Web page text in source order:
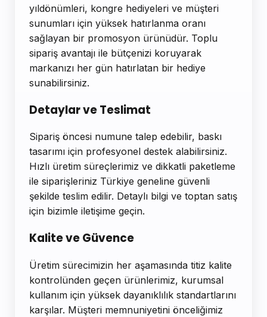
yıldönümleri, kongre hediyeleri ve müşteri
sunumları için yüksek hatırlanma oranı
sağlayan bir promosyon ürünüdür. Toplu
sipariş avantajı ile bütçenizi koruyarak
markanızı her gün hatırlatan bir hediye
sunabilirsiniz.
Detaylar ve Teslimat
Sipariş öncesi numune talep edebilir, baskı
tasarımı için profesyonel destek alabilirsiniz.
Hızlı üretim süreçlerimiz ve dikkatli paketleme
ile siparişleriniz Türkiye geneline güvenli
şekilde teslim edilir. Detaylı bilgi ve toptan satış
için bizimle iletişime geçin.
Kalite ve Güvence
Üretim sürecimizin her aşamasında titiz kalite
kontrolünden geçen ürünlerimiz, kurumsal
kullanım için yüksek dayanıklılık standartlarını
karşılar. Müşteri memnuniyetini önceliğimiz